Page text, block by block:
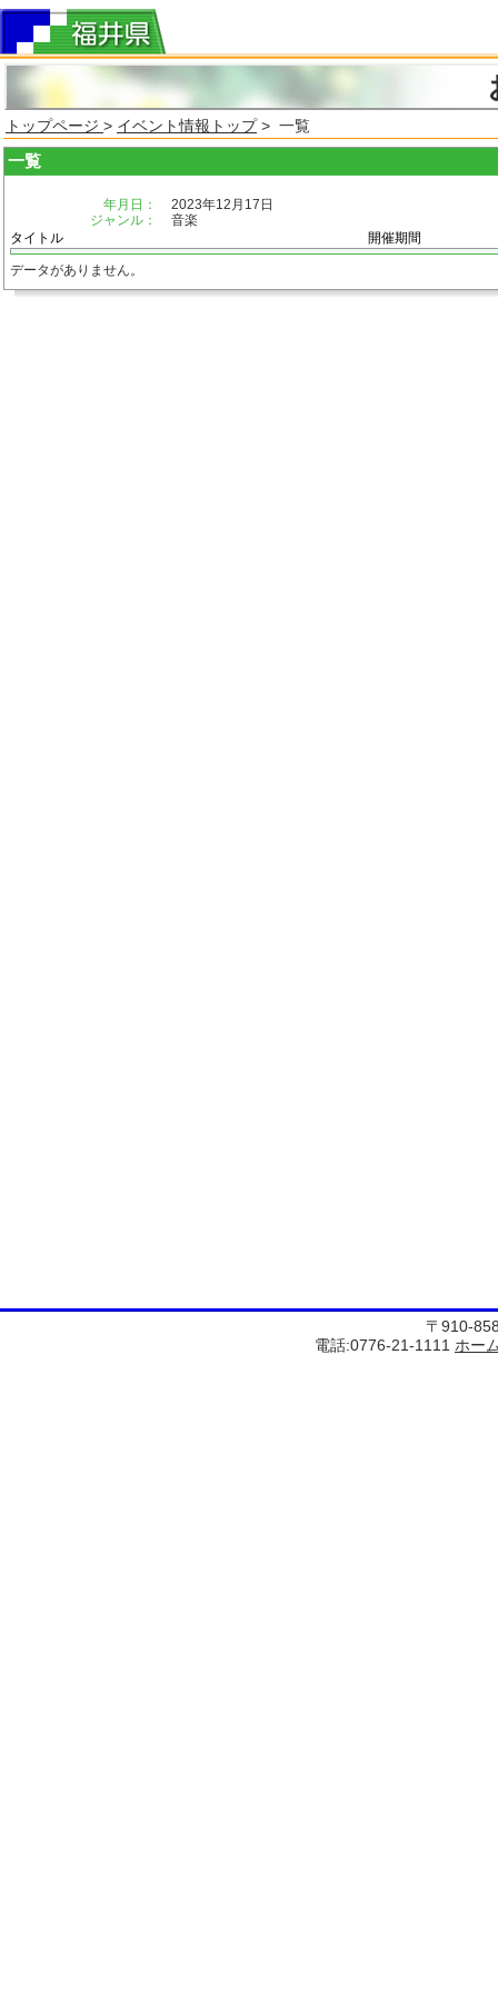
トップページ > イベント情報トップ> 一覧
一覧
年月日：
2023年12月17日
ジャンル：
音楽
タイトル
開催期間
データがありません。
〒910-
電話:0776-21-1111 ホー